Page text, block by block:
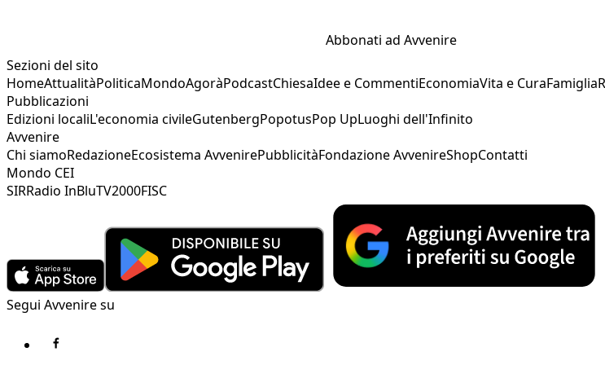
Abbonati ad Avvenire
Sezioni del sito
HomeAttualitàPoliticaMondoAgoràPodcastChiesaIdee e CommentiEconomiaVita e CuraFamiglia
Pubblicazioni
Edizioni localiL'economia civileGutenbergPopotusPop UpLuoghi dell'Infinito
Avvenire
Chi siamoRedazioneEcosistema AvvenirePubblicitàFondazione AvvenireShopContatti
Mondo CEI
SIRRadio InBluTV2000FISC
Segui Avvenire su